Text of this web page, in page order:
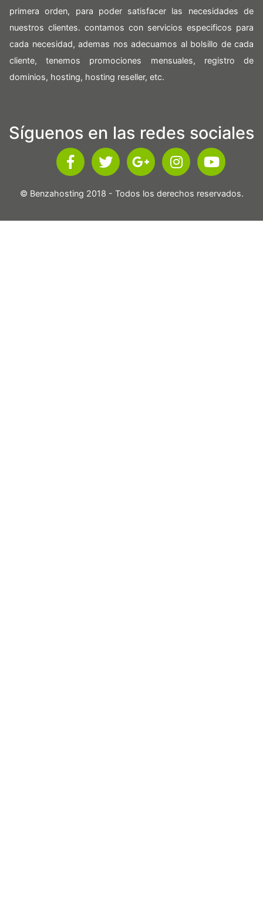
primera orden, para poder satisfacer las necesidades de
nuestros clientes. contamos con servicios especificos para
cada necesidad, ademas nos adecuamos al bolsillo de cada
cliente, tenemos promociones mensuales, registro de
dominios, hosting, hosting reseller, etc.
Síguenos en las redes sociales
© Benzahosting 2018 - Todos los derechos reservados.